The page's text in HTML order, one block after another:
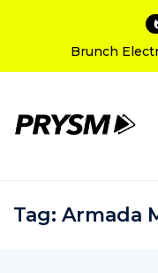
L’Amnesia Ibiza
Tag: Armada